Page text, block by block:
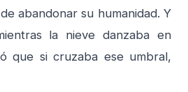
abandonar su humanidad. Y
la nieve danzaba en
que si cruzaba ese umbral,